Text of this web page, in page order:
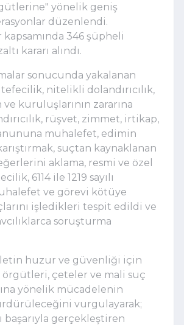
yönelik geniş
düzenlendi.
kapsamında 346 şüpheli
kararı alındı.
sonucunda yakalanan
nitelikli dolandırıcılık,
kuruluşlarının zararına
rüşvet, zimmet, irtikap,
muhalefet, edimin
suçtan kaynaklanan
aklama, resmi ve özel
6114 ile 1219 sayılı
ve görevi kötüye
işledikleri tespit edildi ve
soruşturma
huzur ve güvenliği için
örgütleri, çeteler ve mali suç
yönelik mücadelenin
vurgulayarak;
başarıyla gerçekleştiren